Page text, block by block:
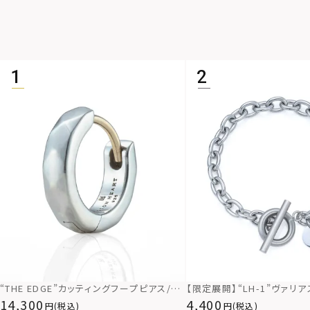
“THE EDGE”カッティングフープピアス/シ
ルバー925
14,300 (税込)
【限定展開】“LH-1”ヴァリ
スレット/アズキ/サージカル
4,400 (税込)